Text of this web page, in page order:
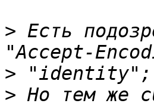
> Есть
>
> Но тем же